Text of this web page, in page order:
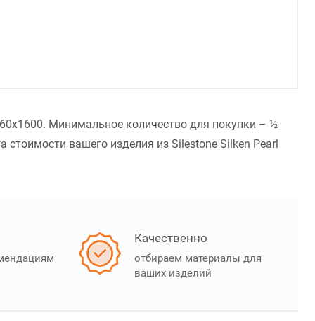
Минимальное количество для покупки – ½
вашего изделия из Silestone Silken Pearl
Качественно
отбираем материалы для
ваших изделий